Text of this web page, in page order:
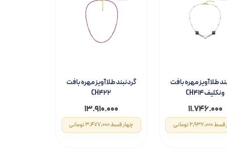
طلا آویز مهره بافت
ونکلیف CH414
۱۱.۷۴۶.۰۰۰
تومانی
گردنبند طلا آویز مهره بافت
CH422
۱۳.۹۱۰.۰۰۰
چهار قسط 3,477,000 تومانی